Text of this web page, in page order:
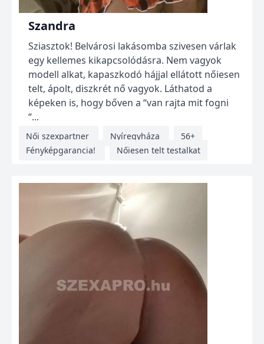
Szandra
Sziasztok! Belvárosi lakásomba szivesen várlak
egy kellemes kikapcsolódásra. Nem vagyok
modell alkat, kapaszkodó hájjal ellátott nőiesen
telt, ápolt, diszkrét nő vagyok. Láthatod a
képeken is, hogy bőven a “van rajta mit fogni
“...
Női szexpartner Nyíregyháza
56+
Fényképgarancia!
Nőiesen telt testalkat